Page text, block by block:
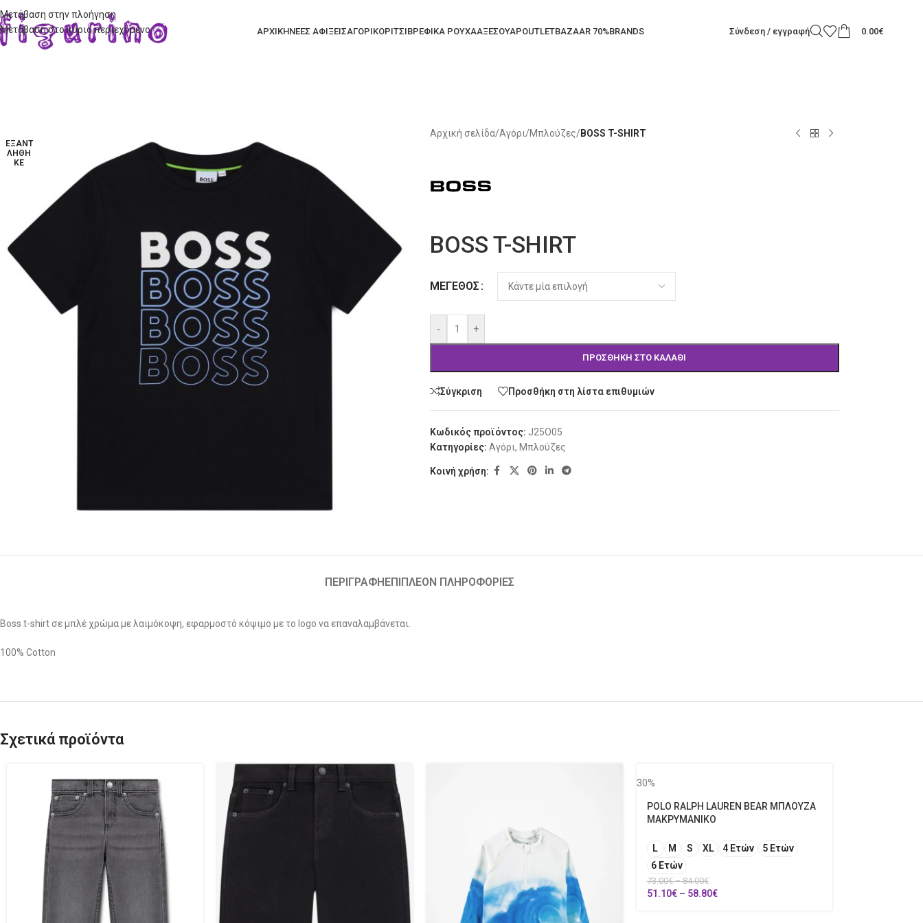
Μετάβαση στην πλοήγηση
Μετάβαση στο κύριο περιεχόμενο
ΑΡΧΙΚΗΝΕΕΣ ΑΦΙΞΕΙΣΑΓΟΡΙΚΟΡΙΤΣΙΒΡΕΦΙΚΑ ΡΟΥΧΑΑΞΕΣΟΥΑΡOUTLETBAZAAR 70%BRANDS Σύνδεση / εγγραφή 0.00€
ΕΞΑΝΤ
ΛΉΘΗ
ΚΕ
Αρχική σελίδα/Αγόρι/Μπλούζες/BOSS T-SHIRT
BOSS T-SHIRT
ΜΈΓΕΘΟΣ
- +
ΠΡΟΣΘΉΚΗ ΣΤΟ ΚΑΛΆΘΙ
Alternative:
Σύγκριση Προσθήκη στη λίστα επιθυμιών
Κωδικός προϊόντος: J25O05
Κατηγορίες: Αγόρι, Μπλούζες
Κοινή χρήση:
ΠΕΡΙΓΡΑΦΉΕΠΙΠΛΈΟΝ ΠΛΗΡΟΦΟΡΊΕΣ
Boss t-shirt σε μπλέ χρώμα με λαιμόκοψη, εφαρμοστό κόψιμο με το logo να επαναλαμβάνεται.
100% Cotton
Σχετικά προϊόντα
30%
POLO RALPH LAUREN BEAR ΜΠΛΟΥΖΑ
ΜΑΚΡΥΜΑΝΙΚΟ
L M S XL 4 Ετών
5 Ετών
6 Ετών
73.00€ – 84.00€
51.10€ – 58.80€